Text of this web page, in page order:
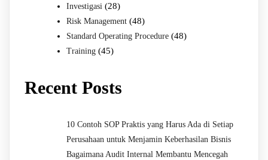
Investigasi (28)
Risk Management (48)
Standard Operating Procedure (48)
Training (45)
Recent Posts
10 Contoh SOP Praktis yang Harus Ada di Setiap
Perusahaan untuk Menjamin Keberhasilan Bisnis
Bagaimana Audit Internal Membantu Mencegah